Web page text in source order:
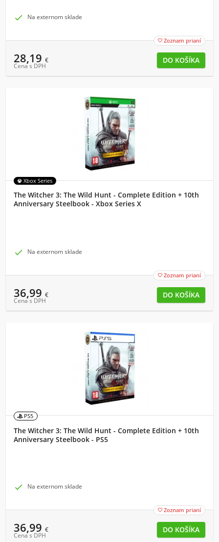
 Na externom sklade
 Zoznam prianí
28,19 €
Cena s DPH
Xbox Series
The Witcher 3: The Wild Hunt - Complete Edition + 10th
Anniversary Steelbook - Xbox Series X
 Na externom sklade
 Zoznam prianí
36,99 €
Cena s DPH
PS5
The Witcher 3: The Wild Hunt - Complete Edition + 10th
Anniversary Steelbook - PS5
 Na externom sklade
 Zoznam prianí
36,99 €
Cena s DPH